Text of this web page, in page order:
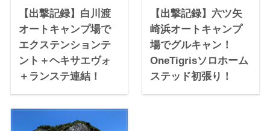
【出撃記録】白川渡
オートキャンプ場で
エクステンションテ
ント＋ヘキサエヴォ
＋ランステ連結！
【出撃記録】六ツ矢
崎浜オートキャンプ
場でグルキャン！
OneTigrisソロホーム
ステッド初張り！